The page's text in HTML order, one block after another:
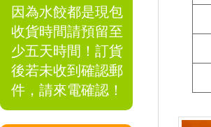
因為水餃都是現包
收貨時間請預留至
少五天時間！訂貨
後若未收到確認郵
件，請來電確認！